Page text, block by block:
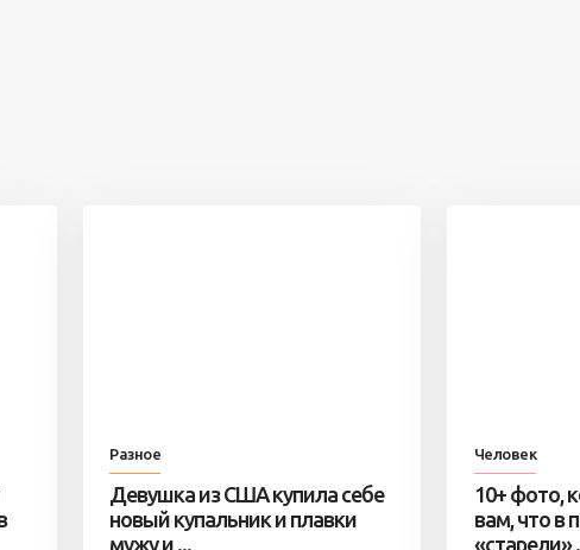
Разное
Девушка из США купила себе
новый купальник и плавки
мужу и ...
Человек
10+ фото,
вам, что
«старели»